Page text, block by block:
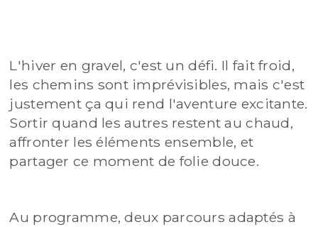
L'hiver en gravel, c'est un défi. Il fait froid,
les chemins sont imprévisibles, mais c'est
justement ça qui rend l'aventure excitante.
Sortir quand les autres restent au chaud,
affronter les éléments ensemble, et
partager ce moment de folie douce.
Au programme, deux parcours adaptés à